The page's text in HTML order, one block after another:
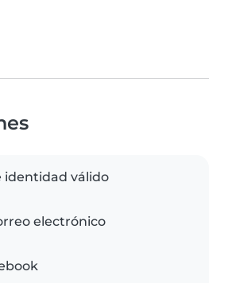
identidad válido
electrónico